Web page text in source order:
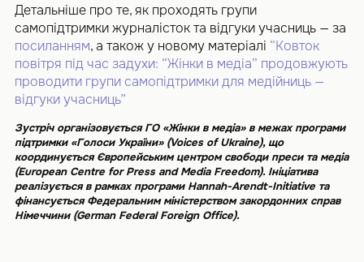
Детальніше про те, як проходять групи
самопідтримки журналісток та відгуки учасниць — за
посиланням, а також у новому матеріалі “Ковток
повітря під час задухи: “Жінки в медіа” продовжують
проводити групи самопідтримки для медійниць —
відгуки учасниць”
Зустріч організовується ГО «Жінки в медіа» в межах програми
підтримки «Голоси України» (Voices of Ukraine), що
координується Європейським центром свободи преси та медіа
(European Centre for Press and Media Freedom). Ініціатива
реалізується в рамках програми Hannah-Arendt-Initiative та
фінансується Федеральним міністерством закордонних справ
Німеччини (German Federal Foreign Office).